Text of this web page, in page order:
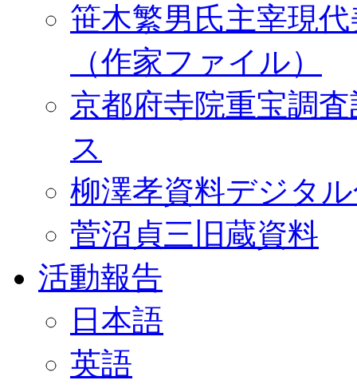
笹木繁男氏主宰現
（作家ファイル）
京都府寺院重宝調
ス
柳澤孝資料デジタ
菅沼貞三旧蔵資料
活動報告
日本語
英語